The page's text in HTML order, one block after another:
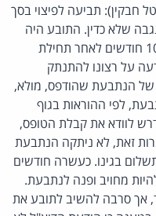
חבקין): תביעה לפיצוי בסך
שלא כדין. התובע היה
מנוי לשירותי הסלולר של הנתבעת. כ-10 חודשים לאחר תחילת
על רצונו להתנתק
של הנתבעת שהודפס, מולא,
לפי ההוראות בגוף
לוודא את קבלת הטופס,
זאת, לא ניתקה הנתבעת
בגינו. כעשרה חודשים
מחויב ופנה לנתבעת.
אך סרבה להשיב לתובע את